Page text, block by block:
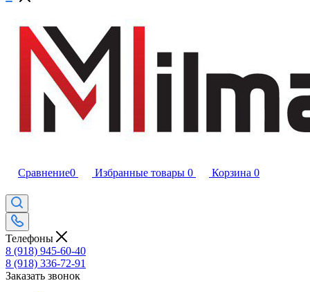
Сравнение0 Избранные товары 0 Корзина 0
Телефоны
8 (918) 945-60-40
8 (918) 336-72-91
Заказать звонок